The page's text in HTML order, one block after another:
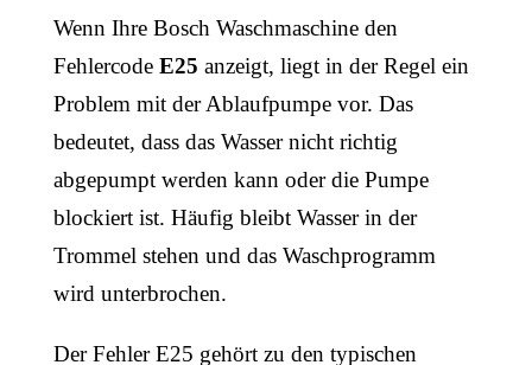
Wenn Ihre Bosch Waschmaschine den
FehlercodeE25 anzeigt, liegt in der Regel ein
Problem mit der Ablaufpumpe vor. Das
bedeutet, dass das Wasser nicht richtig
abgepumpt werden kann oder die Pumpe
blockiert ist. Häufig bleibt Wasser in der
Trommel stehen und das Waschprogramm
wird unterbrochen.
Der Fehler E25 gehört zu den typischen